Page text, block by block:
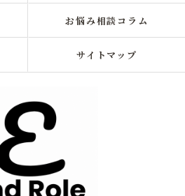
お悩み相談コラム
サイトマップ